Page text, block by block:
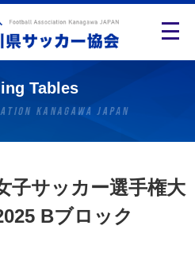
Tables
子サッカー選手権大
Bブロック